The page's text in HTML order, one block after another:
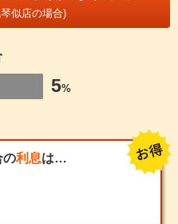
似店の場合)
5%
の利息は…